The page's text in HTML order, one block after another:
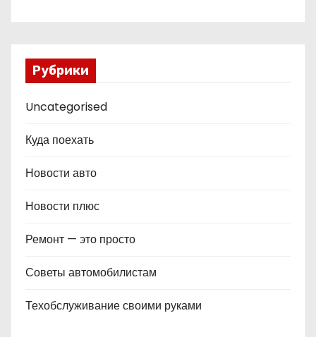
Рубрики
Uncategorised
Куда поехать
Новости авто
Новости плюс
Ремонт — это просто
Советы автомобилистам
Техобслуживание своими руками